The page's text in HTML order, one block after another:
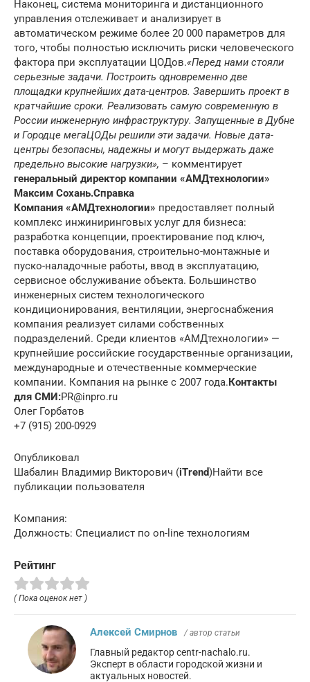
Наконец, система мониторинга и дистанционного
управления отслеживает и анализирует в
автоматическом режиме более 20 000 параметров для
того, чтобы полностью исключить риски человеческого
фактора при эксплуатации ЦОДов.«Перед нами стояли
серьезные задачи. Построить одновременно две
площадки крупнейших дата-центров. Завершить проект в
кратчайшие сроки. Реализовать самую современную в
России инженерную инфраструктуру. Запущенные в Дубне
и Городце мегаЦОДы решили эти задачи. Новые дата-
центры безопасны, надежны и могут выдержать даже
предельно высокие нагрузки», – комментирует
генеральный директор компании «АМДтехнологии»
Максим Сохань.Справка
Компания «АМДтехнологии» предоставляет полный
комплекс инжиниринговых услуг для бизнеса:
разработка концепции, проектирование под ключ,
поставка оборудования, строительно-монтажные и
пуско-наладочные работы, ввод в эксплуатацию,
сервисное обслуживание объекта. Большинство
инженерных систем технологического
кондиционирования, вентиляции, энергоснабжения
компания реализует силами собственных
подразделений. Среди клиентов «АМДтехнологии» —
крупнейшие российские государственные организации,
международные и отечественные коммерческие
компании. Компания на рынке с 2007 года.Контакты
для СМИ:PR@inpro.ru
Олег Горбатов
+7 (915) 200-0929
Опубликовал
Шабалин Владимир Викторович (iTrend)Найти все
публикации пользователя
Компания:
Должность: Специалист по on-line технологиям
Рейтинг
( Пока оценок нет )
Алексей Смирнов / автор статьи
Главный редактор centr-nachalo.ru.
Эксперт в области городской жизни и
актуальных новостей.